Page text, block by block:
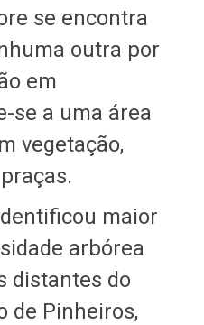
se encontra
outra por
em
se a uma área
vegetação,
maior
arbórea
distantes do
de Pinheiros,